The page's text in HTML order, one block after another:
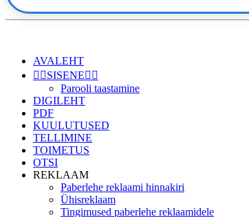
AVALEHT
👉🏻SISENE👈🏻
Parooli taastamine
DIGILEHT
PDF
KUULUTUSED
TELLIMINE
TOIMETUS
OTSI
REKLAAM
Paberlehe reklaami hinnakiri
Ühisreklaam
Tingimused paberlehe reklaamidele